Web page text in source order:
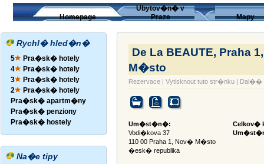
Homepage
Ubytov�n� v
Praze
Mapy
Rychl� hled�n�
5
Pra�sk� hotely
4
Pra�sk� hotely
3
Pra�sk� hotely
2
Pra�sk� hotely
Pra�sk� apartm�ny
Pra�sk� penziony
Pra�sk� hostely
Na�e tipy
De La BEAUTE, Praha
M�sto
Rezervace | Vytisknout tuto str�nku | Dal��
Um�st�n�:
Vodi�kova 37
110 00 Praha 1, Nov� M�sto
�esk� republika
Celkov�